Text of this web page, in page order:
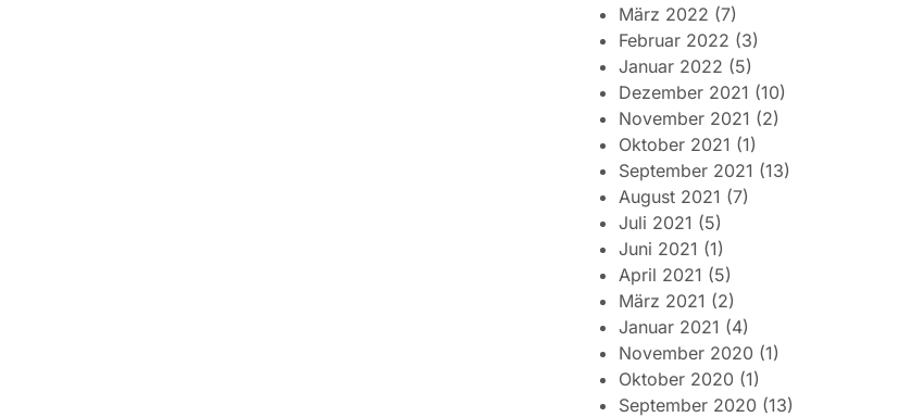
März 2022 (7)
Februar 2022 (3)
Januar 2022 (5)
Dezember 2021 (10)
November 2021 (2)
Oktober 2021 (1)
September 2021 (13)
August 2021 (7)
Juli 2021 (5)
Juni 2021 (1)
April 2021 (5)
März 2021 (2)
Januar 2021 (4)
November 2020 (1)
Oktober 2020 (1)
September 2020 (13)